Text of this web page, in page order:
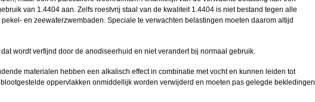
van 1.4404 aan. Zelfs roestvrij staal van de kwaliteit 1.4404 is niet bestand tegen alle
en zeewaterzwembaden. Speciale te verwachten belastingen moeten daarom altijd
wordt verfijnd door de anodiseerhuid en niet verandert bij normaal gebruik.
materialen hebben een alkalisch effect in combinatie met vocht en kunnen leiden tot
oppervlakken onmiddellijk worden verwijderd en moeten pas gelegde bekledingen